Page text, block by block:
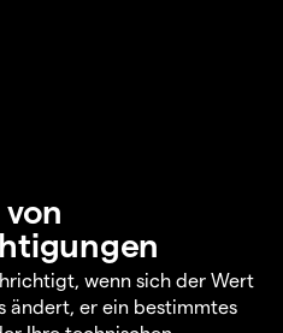
wenn sich der Wert
ändert, er ein bestimmtes